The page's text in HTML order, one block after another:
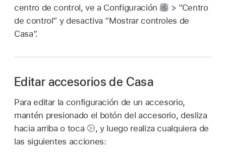
centro de control, ve a Configuración
> “Centro
de control” y desactiva “Mostrar controles de
Casa”.
Editar accesorios de Casa
Para editar la configuración de un accesorio,
mantén presionado el botón del accesorio, desliza
hacia arriba o toca
,y luego realiza cualquiera de
las siguientes acciones: